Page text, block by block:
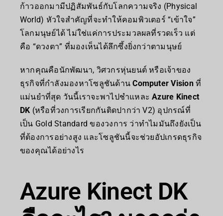
ก้าวออกมามีปฏิสัมพันธ์กับโลกความจริง (Physical
World) หัวใจสำคัญที่จะทำให้คอมพิวเตอร์ “เข้าใจ”
โลกมนุษย์ได้ ไม่ใช่แค่การประมวลผลที่รวดเร็ว แต่
คือ “ดวงตา” ที่มองเห็นได้ลึกซึ้งยิ่งกว่าตามนุษย์
หากคุณคือนักพัฒนา, วิศวกรหุ่นยนต์ หรือเจ้าของ
ธุรกิจที่กำลังมองหาโซลูชันด้านComputer Visionที่
แม่นยำที่สุด วันนี้เราจะพาไปชำแหละAzure Kinect
DK (หรือที่วงการเรียกกันติดปากว่า V2) อุปกรณ์ที่
เป็น Gold Standard ของวงการ ว่าทำไมมันถึงยังเป็น
ที่ต้องการอย่างสูง และโซลูชันนี้จะช่วยอัปเกรดธุรกิจ
ของคุณได้อย่างไร
Azure Kinect DK